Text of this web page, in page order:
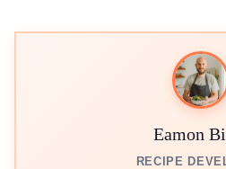
Eamon
RECIPE